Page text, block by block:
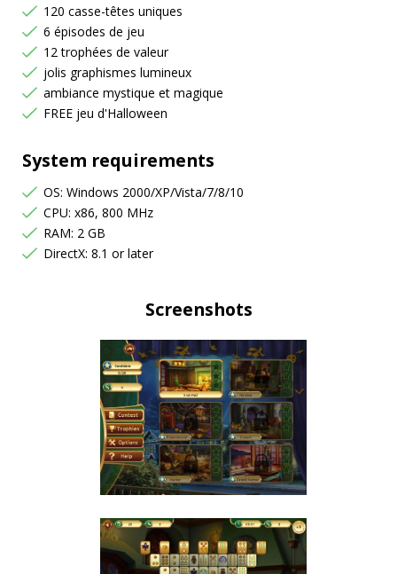
120 casse-têtes uniques
6 épisodes de jeu
12 trophées de valeur
jolis graphismes lumineux
ambiance mystique et magique
FREE jeu d'Halloween
System requirements
OS: Windows 2000/XP/Vista/7/8/10
CPU: x86, 800 MHz
RAM: 2 GB
DirectX: 8.1 or later
Screenshots